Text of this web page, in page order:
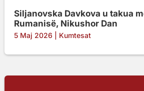
Siljanovska Davkova u takua
Rumanisë, Nikushor Dan
5 Maj 2026 Kumtesat